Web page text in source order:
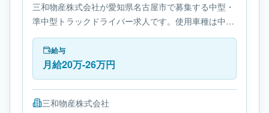
三和物産株式会社が愛知県名古屋市で募集する中型・
準中型トラックドライバー求人です。使用車種は中型
トラックです。勤務時間は- 変形労働時間制です。必
要免許は準中型自動車免許です。
給与
月給20万-26万円
三和物産株式会社